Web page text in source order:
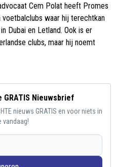
Cem Polat heeft Promes
voetbalclubs waar hij terechtkan
Dubai en Letland. Ook is er
clubs, maar hij noemt
GRATIS Nieuwsbrief
nieuws GRATIS en voor niets in
vandaag!